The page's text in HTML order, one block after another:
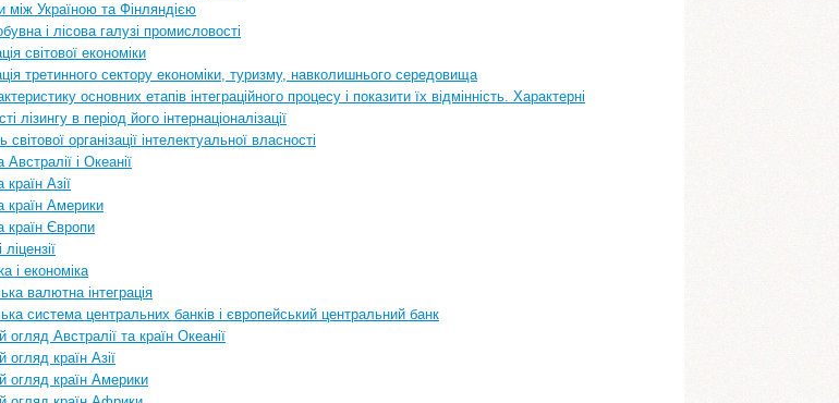
між Україною та Фінляндією
і лісова галузі промисловості
світової економіки
третинного сектору економіки, туризму, навколишнього середовища
основних етапів інтеграційного процесу і показити їх відмінність. Характерні
лізингу в період його інтернаціоналізації
світової організації інтелектуальної власності
Австралії і Океанії
країн Азії
країн Америки
країн Європи
і економіка
валютна інтеграція
система центральних банків і європейський центральний банк
огляд Австралії та країн Океанії
огляд країн Азії
огляд країн Америки